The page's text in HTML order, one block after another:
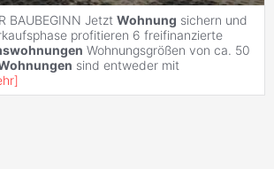
BAUBEGINN Jetzt Wohnung sichern und
profitieren 6 freifinanzierte
Wohnungsgrößen von ca. 50
sind entweder mit
]